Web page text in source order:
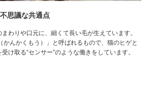
思議な共通点
わりや口元に、細くて長い毛が生えています。
かんかくもう）」と呼ばれるもので、猫のヒゲと
け取る“センサー”のような働きをしています。